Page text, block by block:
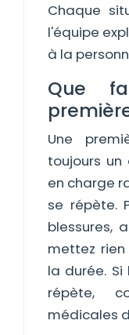
Chaque
l'équipe
à la
Que
Une
toujours
en charge
se répète.
blessures,
mettez
la durée.
répète,
médicales